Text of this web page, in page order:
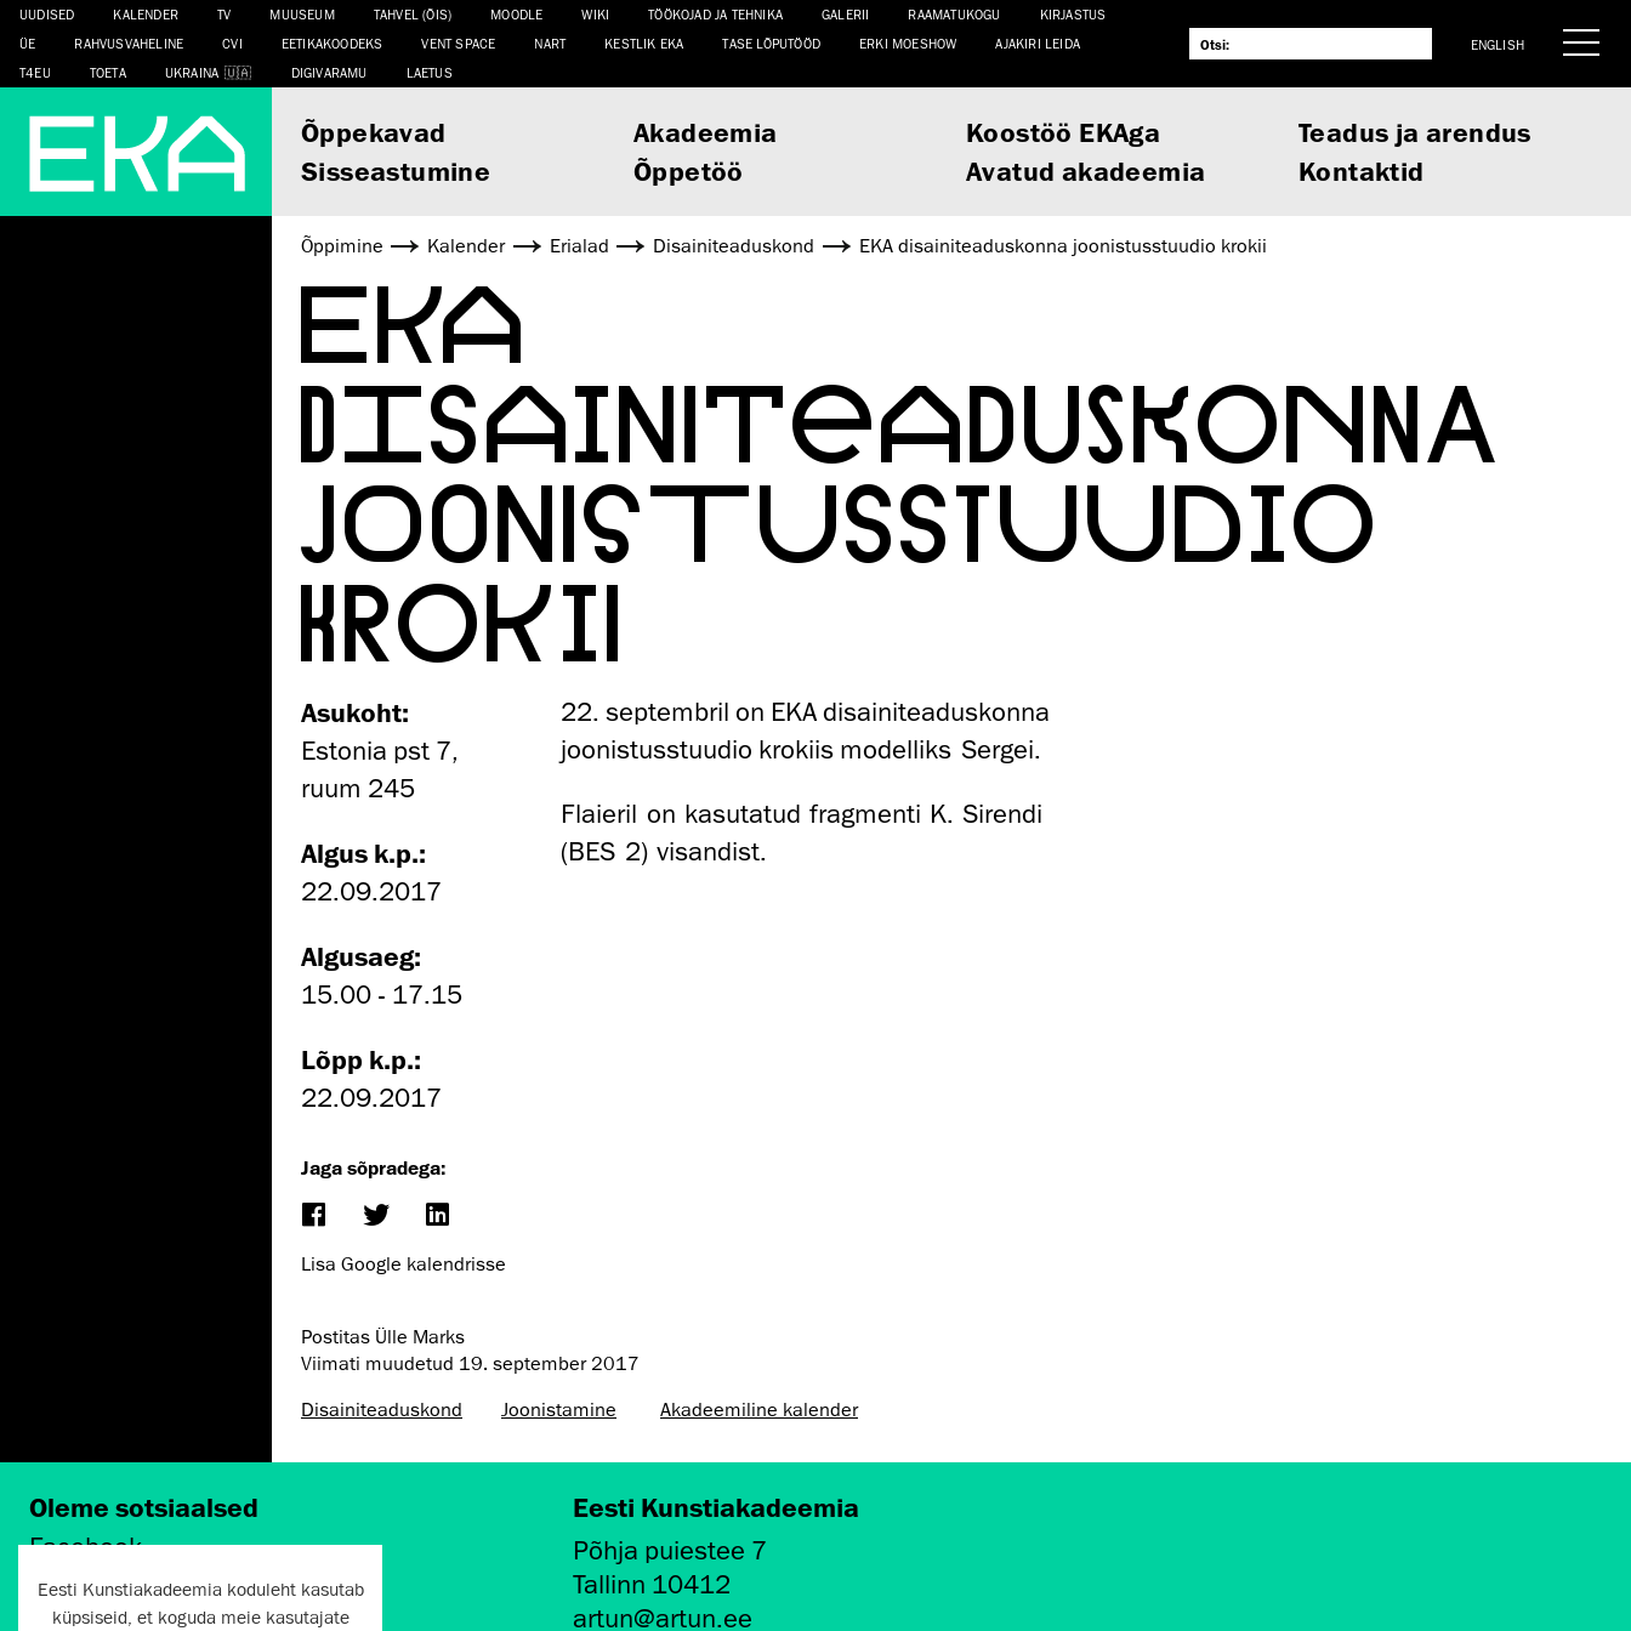
UUDISED KALENDER TV MUUSEUM TAHVEL (ÕIS) MOODLE WIKI TÖÖKOJAD JA TEHNIKA GALERII RAAMATUKOGU
KIRJASTUS
ÜE
RAHVUSVAHELINE CVI EETIKAKOODEKS VENT SPACE NART KESTLIK EKA TASE LÕPUTÖÖD ERKI MOESHOW
AJAKIRI LEIDA
T4EU
TOETA UKRAINA DIGIVARAMU LAETUS
ENGLISH
Õppekavad Akadeemia Koostöö EKAga
Teadus ja arendus
Sisseastumine
Õppetöö Avatud akadeemia Kontaktid
Õppimine Kalender Erialad Disaini­­teaduskond EKA disainiteaduskonna joonistusstuudio krokii
EKA
DISAINITEADUSKONNA
JOONISTUSSTUUDIO
KROKII
Asukoht:
Estonia pst 7,
ruum 245
Algus k.p.:
22.09.2017
Algusaeg:
15.00 - 17.15
Lõpp k.p.:
22.09.2017
22. septembril on EKA disainiteaduskonna
joonistusstuudio krokiis modelliks Sergei.
Flaieril on kasutatud fragmenti K. Sirendi
(BES 2) visandist.
Jaga sõpradega:
Lisa Google kalendrisse
Postitas Ülle Marks
Viimati muudetud 19. september 2017
Disaini­­teaduskond
Joonistamine Akadeemiline kalender
Oleme sotsiaalsed
Facebook
Twitter
Eesti Kunstiakadeemia
Põhja puiestee 7
Tallinn 10412
artun@artun.ee
Eesti Kunstiakadeemia koduleht kasutab
küpsiseid, et koguda meie kasutajate